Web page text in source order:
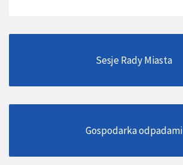
Sesje Rady Miasta
Gospodarka odpadami